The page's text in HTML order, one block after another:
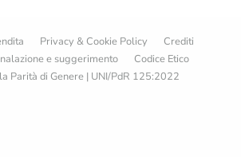
Privacy & Cookie Policy
Crediti
e suggerimento
Codice Etico
Parità di Genere | UNI/PdR 125:2022